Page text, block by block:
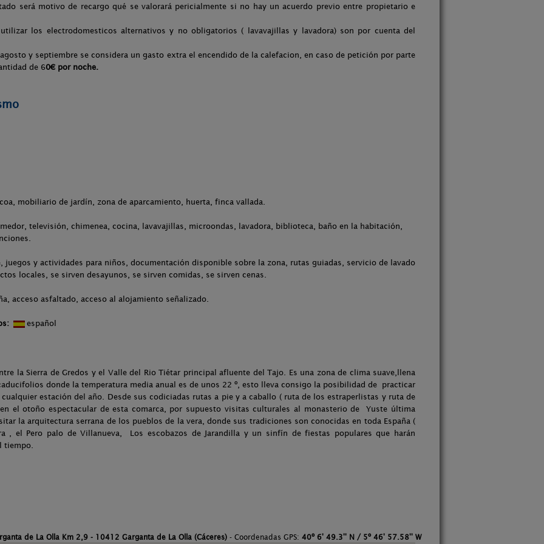
será motivo de recargo qué se valorará pericialmente si no hay un acuerdo previo entre propietario e
los electrodomesticos alternativos y no obligatorios ( lavavajillas y lavadora) son por cuenta del
y septiembre se considera un gasto extra el encendido de la calefacion, en caso de petición por parte
de 60€ por noche.
mobiliario de jardín, zona de aparcamiento, huerta, finca vallada.
televisión, chimenea, cocina, lavavajillas, microondas, lavadora, biblioteca, baño en la habitación,
juegos y actividades para niños, documentación disponible sobre la zona, rutas guiadas, servicio de lavado
locales, se sirven desayunos, se sirven comidas, se sirven cenas.
acceso asfaltado, acceso al alojamiento señalizado.
español
la Sierra de Gredos y el Valle del Rio Tiétar principal afluente del Tajo. Es una zona de clima suave,llena
donde la temperatura media anual es de unos 22 º, esto lleva consigo la posibilidad de practicar
estación del año. Desde sus codiciadas rutas a pie y a caballo ( ruta de los estraperlistas y ruta de
el otoño espectacular de esta comarca, por supuesto visitas culturales al monasterio de Yuste última
la arquitectura serrana de los pueblos de la vera, donde sus tradiciones son conocidas en toda España (
, el Pero palo de Villanueva, Los escobazos de Jarandilla y un sinfín de fiestas populares que harán
tiempo.
de La Olla Km 2,9 - 10412 Garganta de La Olla (Cáceres)- Coordenadas GPS: 40º 6' 49.3'' N / 5º 46' 57.58'' W